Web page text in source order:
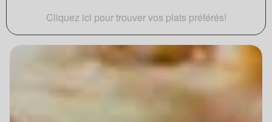
Cliquez ici pour trouver vos plats préférés!